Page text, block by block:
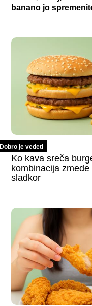
banano jo
Dobro je vedeti
Ko kava sreča
kombinacija zmede
sladkor